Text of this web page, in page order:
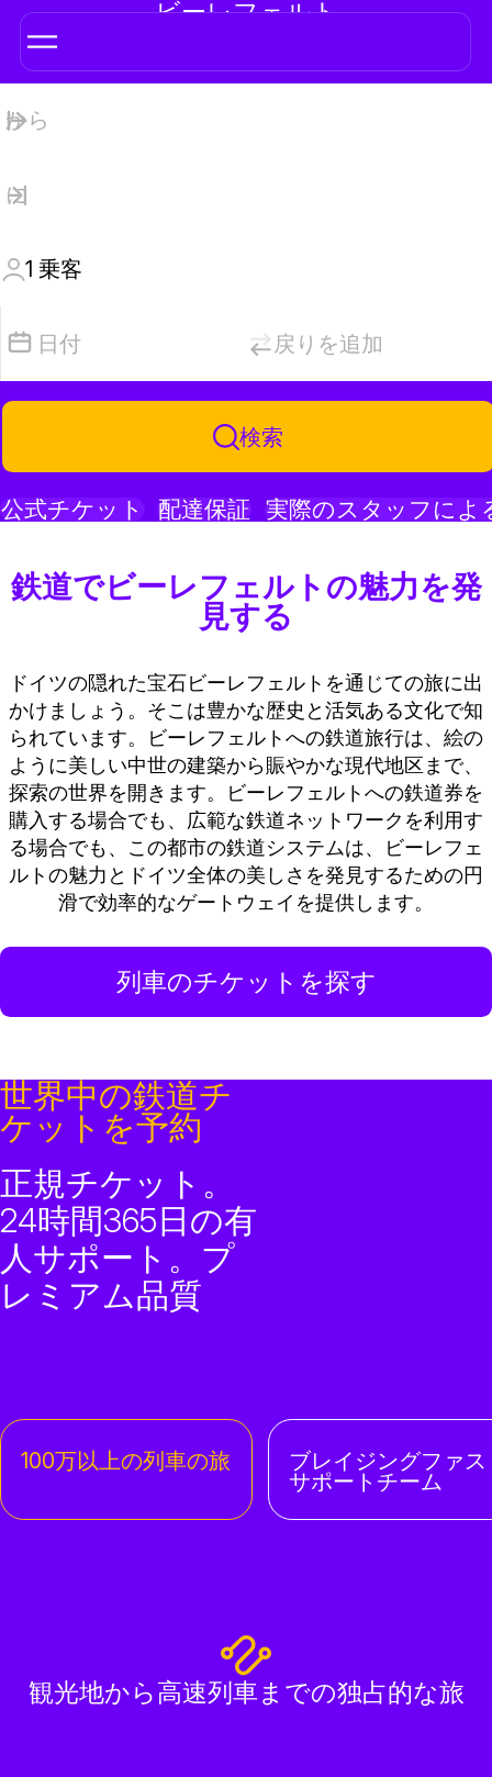
ビーレフェルト
1 乗客
日付 戻りを追加
検索
公式チケット 配達保証 実際のスタッフによ
鉄道でビーレフェルトの魅力を発
見する
ドイツの隠れた宝石ビーレフェルトを通じての旅に出
かけましょう。そこは豊かな歴史と活気ある文化で知
られています。ビーレフェルトへの鉄道旅行は、絵の
ように美しい中世の建築から賑やかな現代地区まで、
探索の世界を開きます。ビーレフェルトへの鉄道券を
購入する場合でも、広範な鉄道ネットワークを利用す
る場合でも、この都市の鉄道システムは、ビーレフェ
ルトの魅力とドイツ全体の美しさを発見するための円
滑で効率的なゲートウェイを提供します。
列車のチケットを探す
世界中の鉄道チ
ケットを予約
正規チケット。
24時間365日の有
人サポート。プ
レミアム品質
100万以上の列車の旅 ブレイジングファス
サポートチーム
観光地から高速列車までの独占的な旅